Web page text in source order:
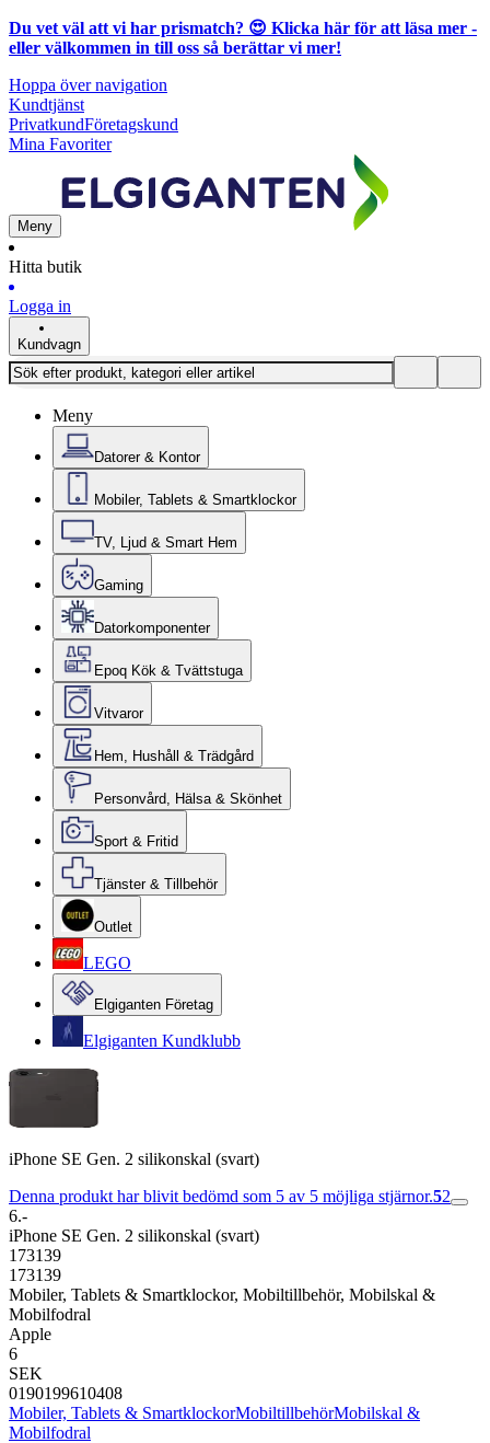
Du vet väl att vi har prismatch? 😍 Klicka här för att läsa mer -
eller välkommen in till oss så berättar vi mer!
Hoppa över navigation
Kundtjänst
PrivatkundFöretagskund
Mina Favoriter
Meny
Hitta butik
Logga in
Kundvagn
Meny
Datorer & Kontor
Mobiler, Tablets & Smartklockor
TV, Ljud & Smart Hem
Gaming
Datorkomponenter
Epoq Kök & Tvättstuga
Vitvaror
Hem, Hushåll & Trädgård
Personvård, Hälsa & Skönhet
Sport & Fritid
Tjänster & Tillbehör
Outlet
LEGO
Elgiganten Företag
Elgiganten Kundklubb
iPhone SE Gen. 2 silikonskal (svart)
Denna produkt har blivit bedömd som 5 av 5 möjliga stjärnor.52
6.-
iPhone SE Gen. 2 silikonskal (svart)
173139
173139
Mobiler, Tablets & Smartklockor, Mobiltillbehör, Mobilskal &
Mobilfodral
Apple
6
SEK
0190199610408
Mobiler, Tablets & SmartklockorMobiltillbehörMobilskal &
Mobilfodral